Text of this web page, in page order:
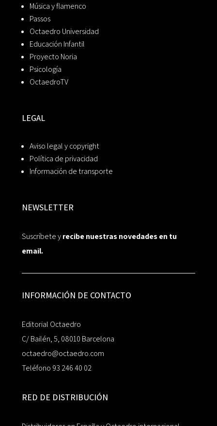
Música y flamenco
Passos
Octaedro Universidad
Educación Infantil
Proyecto Noria
Psicología
OctaedroTV
LEGAL
Aviso legal y copyright
Política de privacidad
Información de transporte
NEWSLETTER
Suscríbete yrecibe nuestras novedades en tu
email.
INFORMACIÓN DE CONTACTO
Editorial Octaedro
C/ Bailén, 5, 08010 Barcelona
octaedro@octaedro.com
Teléfono 93 246 40 02
RED DE DISTRIBUCIÓN